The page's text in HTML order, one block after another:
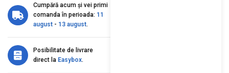
Cumpără acum și vei primi
comanda în perioada: 11
august - 13 august.
Posibilitate de livrare
direct la Easybox.